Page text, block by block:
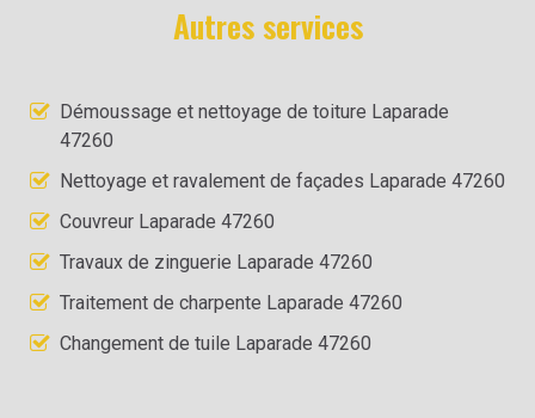
Autres services
Démoussage et nettoyage de toiture Laparade
47260
Nettoyage et ravalement de façades Laparade 47260
Couvreur Laparade 47260
Travaux de zinguerie Laparade 47260
Traitement de charpente Laparade 47260
Changement de tuile Laparade 47260